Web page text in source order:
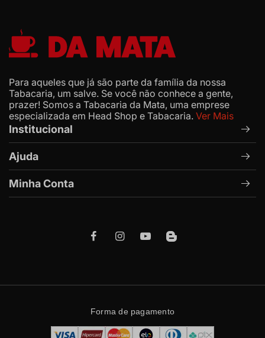
Para aqueles que já são parte da família da nossa
Tabacaria, um salve. Se você não conhece a gente,
prazer! Somos a Tabacaria da Mata, uma emprese
especializada em Head Shop e Tabacaria. Ver Mais
Institucional
Ajuda
Minha Conta
Forma de pagamento